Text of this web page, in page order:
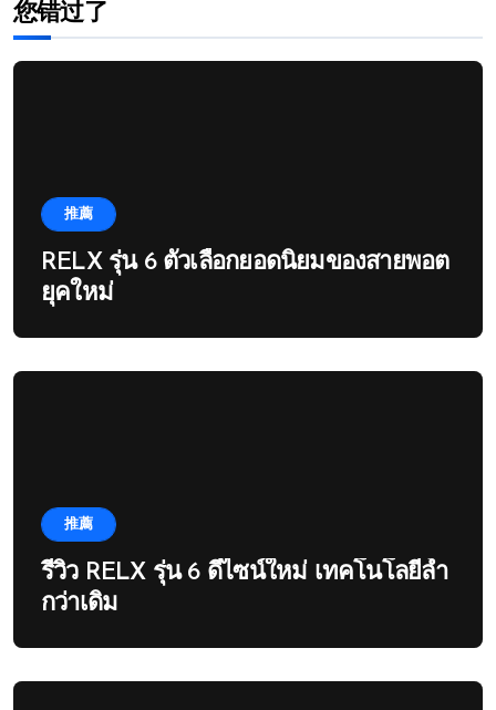
您错过了
推薦
RELX รุ่น 6 ตัวเลือกยอดนิยมของสายพอต
ยุคใหม่
推薦
รีวิว RELX รุ่น 6 ดีไซน์ใหม่ เทคโนโลยีล้ำ
กว่าเดิม